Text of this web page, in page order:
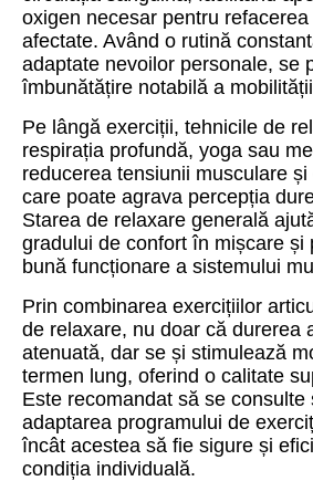
oxigen necesar pentru
afectate. Având o rutină
adaptate nevoilor personale, se
îmbunătățire notabilă a
Pe lângă exerciții, tehnicile de
respirația profundă, yoga sau
reducerea tensiunii musculare
care poate agrava percepția
Starea de relaxare generală
gradului de confort în mișcare și
bună funcționare a sistemului
Prin combinarea exercițiilor
de relaxare, nu doar că durerea
atenuată, dar se și stimulează
termen lung, oferind o calitate
Este recomandat să se consulte
adaptarea programului de
încât acestea să fie sigure și
condiția individuală.